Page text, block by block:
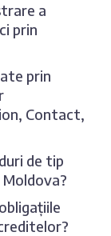
a
prin
prin
Contact,
de tip